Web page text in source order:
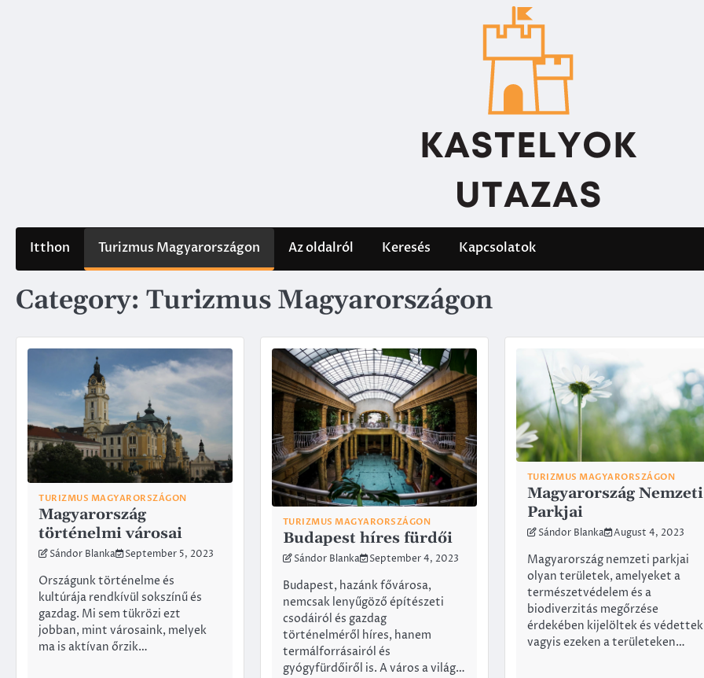
Itthon Turizmus Magyarországon Az oldalról Keresés Kapcsolatok
Category: Turizmus Magyarországon
TURIZMUS MAGYARORSZÁGON
Magyarország
történelmi városai
Sándor Blanka September 5, 2023
Országunk történelme és
kultúrája rendkívül sokszínű és
gazdag. Mi sem tükrözi ezt
jobban, mint városaink, melyek
ma is aktívan őrzik…
TURIZMUS MAGYARORSZÁGON
Budapest híres fürdői
Sándor Blanka September 4, 2023
Budapest, hazánk fővárosa,
nemcsak lenyűgöző építészeti
csodáiról és gazdag
történelméről híres, hanem
termálforrásairól és
gyógyfürdőiről is. A város a világ…
TURIZMUS MAGYARORSZÁGON
Magyarország Nemzeti
Parkjai
Sándor Blanka August 4, 2023
Magyarország nemzeti parkjai
olyan területek, amelyeket a
természetvédelem és a
biodiverzitás megőrzése
érdekében kijelöltek és
vagyis ezeken a területeken…